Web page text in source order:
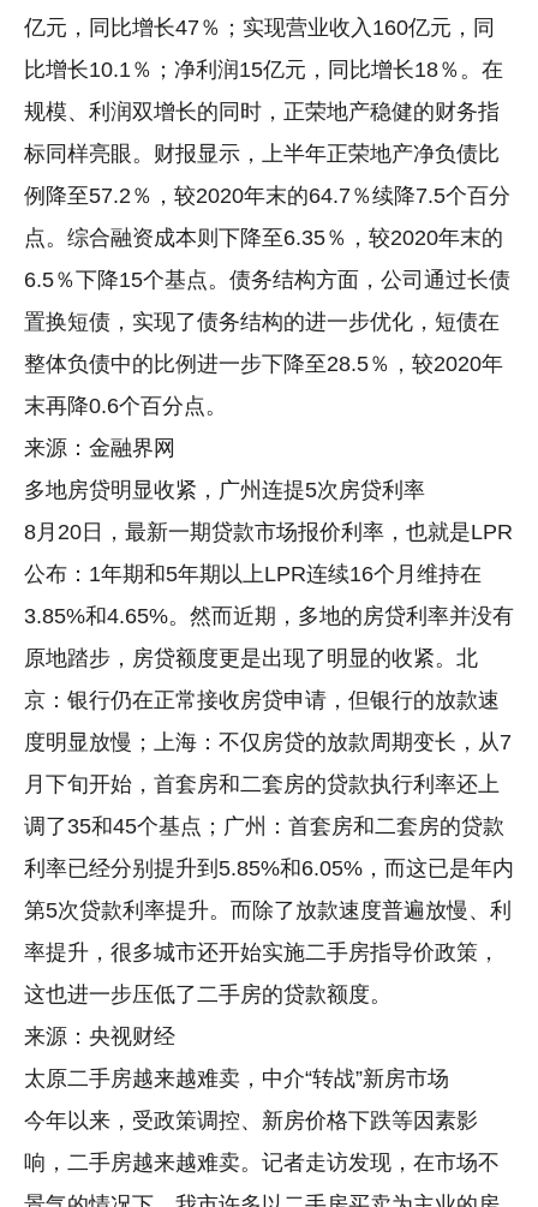
亿元，同比增长47％；实现营业收入160亿元，同
比增长10.1％；净利润15亿元，同比增长18％。在
规模、利润双增长的同时，正荣地产稳健的财务指
标同样亮眼。财报显示，上半年正荣地产净负债比
例降至57.2％，较2020年末的64.7％续降7.5个百分
点。综合融资成本则下降至6.35％，较2020年末的
6.5％下降15个基点。债务结构方面，公司通过长债
置换短债，实现了债务结构的进一步优化，短债在
整体负债中的比例进一步下降至28.5％，较2020年
末再降0.6个百分点。
来源：金融界网
多地房贷明显收紧，广州连提5次房贷利率
8月20日，最新一期贷款市场报价利率，也就是LPR
公布：1年期和5年期以上LPR连续16个月维持在
3.85%和4.65%。然而近期，多地的房贷利率并没有
原地踏步，房贷额度更是出现了明显的收紧。北
京：银行仍在正常接收房贷申请，但银行的放款速
度明显放慢；上海：不仅房贷的放款周期变长，从7
月下旬开始，首套房和二套房的贷款执行利率还上
调了35和45个基点；广州：首套房和二套房的贷款
利率已经分别提升到5.85%和6.05%，而这已是年内
第5次贷款利率提升。而除了放款速度普遍放慢、利
率提升，很多城市还开始实施二手房指导价政策，
这也进一步压低了二手房的贷款额度。
来源：央视财经
太原二手房越来越难卖，中介“转战”新房市场
今年以来，受政策调控、新房价格下跌等因素影
响，二手房越来越难卖。记者走访发现，在市场不